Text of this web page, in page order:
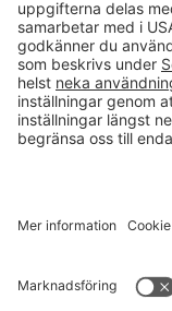
0433-740 80
Kundservice
Vardagar 07.30-
© 2026 Gerdmans